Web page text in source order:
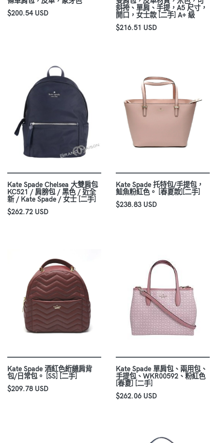
$200.54 USD
斜挎、單肩、手提，A5 尺寸，
開口，女士款 [二手] A+ 級
$216.51 USD
Kate Spade Chelsea 大雙肩包
KC521 / 肩膀包 / 黑色 / 近全
新 / Kate Spade / 女士 [二手]
$262.72 USD
Kate Spade 托特包/手提包，
鮭魚粉紅色。 [春夏款][二手]
$238.83 USD
Kate Spade 酒紅色絎縫肩背
包/日常包。 [SS] [二手]
$209.78 USD
Kate Spade 單肩包、兩用包、
手提包、WKR00592、粉紅色
[春夏] [二手]
$262.06 USD